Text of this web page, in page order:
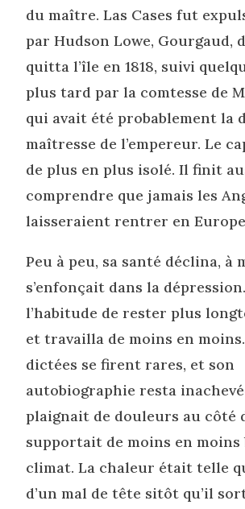
du maître. Las Cases fut
par Hudson Lowe, Gourgaud,
quitta l’île en 1818, suivi
plus tard par la comtesse de
qui avait été probablement la
maîtresse de l’empereur. Le
de plus en plus isolé. Il finit
comprendre que jamais les
laisseraient rentrer en
Peu à peu, sa santé déclina, à
s’enfonçait dans la
l’habitude de rester plus
et travailla de moins en moins.
dictées se firent rares, et son
autobiographie resta
plaignait de douleurs au côté
supportait de moins en moins
climat. La chaleur était telle
d’un mal de tête sitôt qu’il